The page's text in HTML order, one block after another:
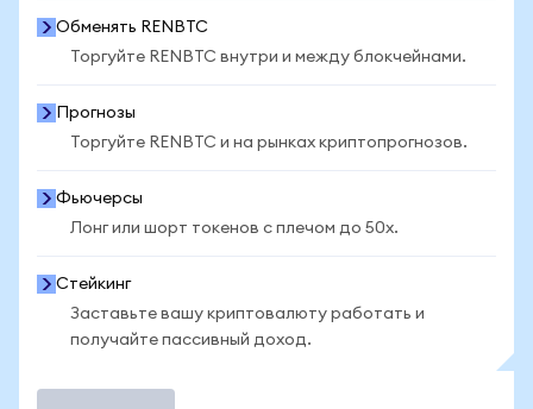
Обменять RENBTC
Торгуйте RENBTC внутри и между блокчейнами.
Прогнозы
Торгуйте RENBTC и на рынках криптопрогнозов.
Фьючерсы
Лонг или шорт токенов с плечом до 50x.
Стейкинг
Заставьте вашу криптовалюту работать и
получайте пассивный доход.